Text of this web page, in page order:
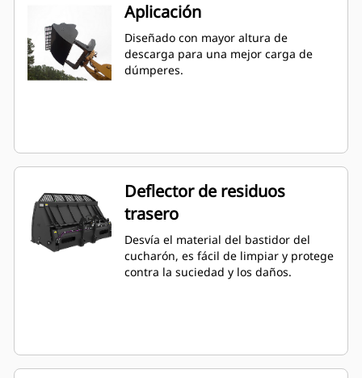
Aplicación
Diseñado con mayor altura de
descarga para una mejor carga de
dúmperes.
Deflector de residuos
trasero
Desvía el material del bastidor del
cucharón, es fácil de limpiar y protege
contra la suciedad y los daños.